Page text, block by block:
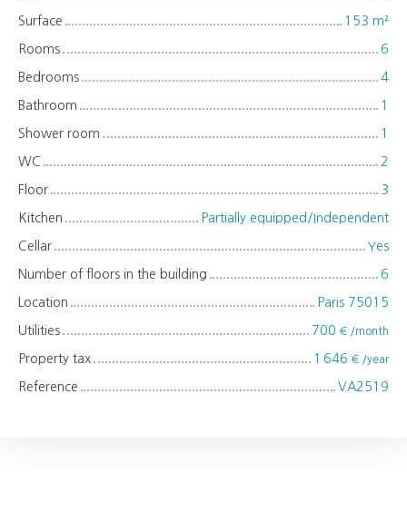
Surface 153 m²
Rooms 6
Bedrooms 4
Bathroom 1
Shower room 1
WC 2
Floor 3
Kitchen Partially equipped/Independent
Cellar Yes
Number of floors in the building 6
Location Paris 75015
Utilities 700 € /month
Property tax 1 646 € /year
Reference VA2519